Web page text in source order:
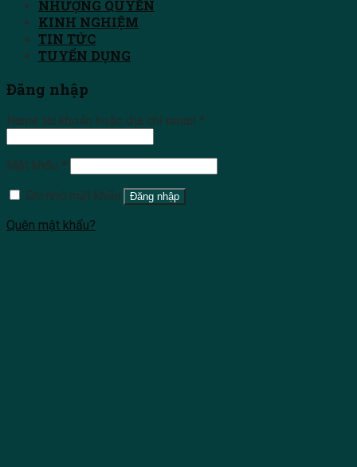
NHƯỢNG QUYỀN
KINH NGHIỆM
TIN TỨC
TUYỂN DỤNG
Đăng nhập
Name tài khoản hoặc địa chỉ email *
Mật khẩu *
Ghi nhớ mật khẩu
Đăng nhập
Quên mật khẩu?